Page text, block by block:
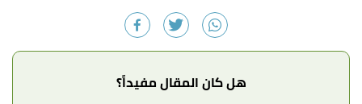
هل كان المقال مفيداً؟